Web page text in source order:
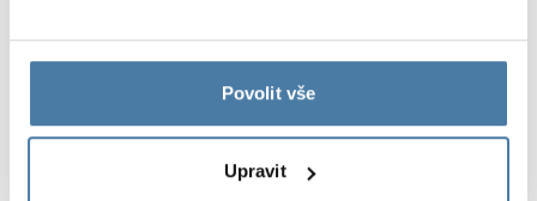
Povolit vše
Upravit
Barvy materiálů v označení RAL jsou uvedeny pouze
orientačně, zobrazené dekory se mohou lišit od skutečných v
závislosti na parametrech a nastaveních monitoru.
LION WOOD
HORIZONTAL
FOREST GREEN
RAL 6018